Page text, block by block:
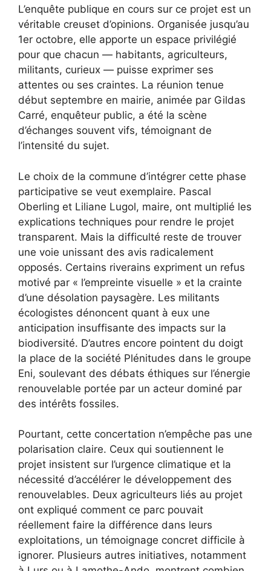
L’enquête publique en cours sur ce projet est un
véritable creuset d’opinions. Organisée jusqu’au
1er octobre, elle apporte un espace privilégié
pour que chacun — habitants, agriculteurs,
militants, curieux — puisse exprimer ses
attentes ou ses craintes. La réunion tenue
début septembre en mairie, animée par Gildas
Carré, enquêteur public, a été la scène
d’échanges souvent vifs, témoignant de
l’intensité du sujet.
Le choix de la commune d’intégrer cette phase
participative se veut exemplaire. Pascal
Oberling et Liliane Lugol, maire, ont multiplié les
explications techniques pour rendre le projet
transparent. Mais la difficulté reste de trouver
une voie unissant des avis radicalement
opposés. Certains riverains expriment un refus
motivé par « l’empreinte visuelle » et la crainte
d’une désolation paysagère. Les militants
écologistes dénoncent quant à eux une
anticipation insuffisante des impacts sur la
biodiversité. D’autres encore pointent du doigt
la place de la société Plénitudes dans le groupe
Eni, soulevant des débats éthiques sur l’énergie
renouvelable portée par un acteur dominé par
des intérêts fossiles.
Pourtant, cette concertation n’empêche pas une
polarisation claire. Ceux qui soutiennent le
projet insistent sur l’urgence climatique et la
nécessité d’accélérer le développement des
renouvelables. Deux agriculteurs liés au projet
ont expliqué comment ce parc pouvait
réellement faire la différence dans leurs
exploitations, un témoignage concret difficile à
ignorer. Plusieurs autres initiatives, notamment